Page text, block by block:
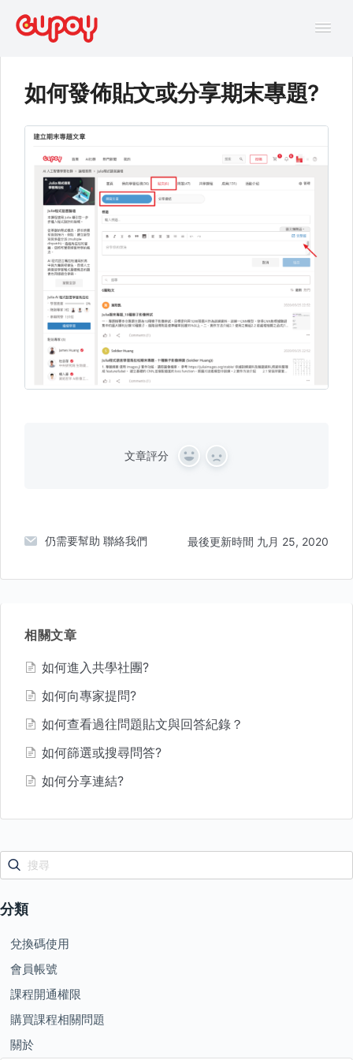
幫助中心
線上互動課程FAQ
如何發佈貼文或分享期末專題?
文章評分
Y
N
仍需要幫助 聯絡我們 最後更新時間 九月 25, 2020
相關文章
如何進入共學社團?
如何向專家提問?
如何查看過往問題貼文與回答紀錄？
如何篩選或搜尋問答?
如何分享連結?
分類
兌換碼使用
會員帳號
課程開通權限
購買課程相關問題
關於